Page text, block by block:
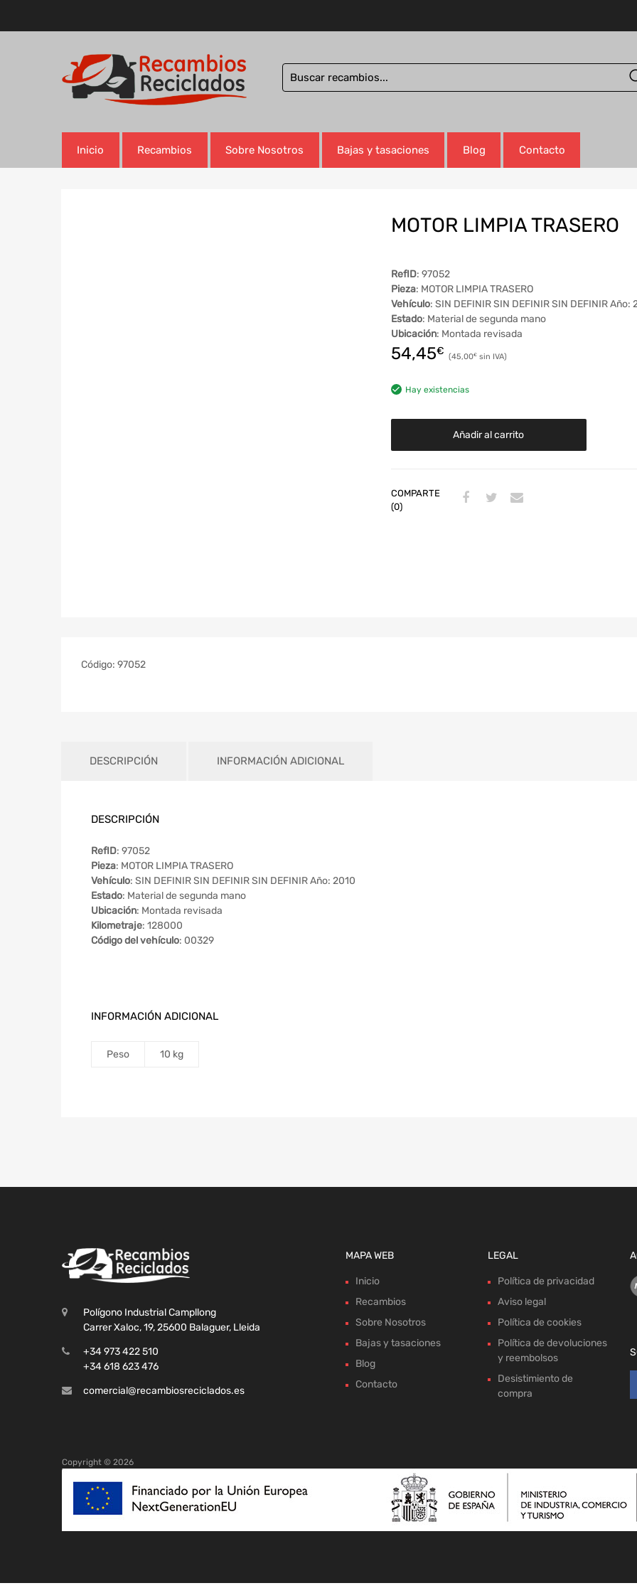
Inicio Recambios Sobre Nosotros Bajas y tasaciones Blog Contacto
MOTOR LIMPIA TRASERO
RefID: 97052
Pieza: MOTOR LIMPIA TRASERO
Vehículo: SIN DEFINIR SIN DEFINIR SIN DEFINIR Año:
Estado: Material de segunda mano
Ubicación: Montada revisada
54,45€ 45,00€
Hay existencias
Añadir al carrito
COMPARTE
(0)
Código: 97052
DESCRIPCIÓN INFORMACIÓN ADICIONAL
DESCRIPCIÓN
RefID: 97052
Pieza: MOTOR LIMPIA TRASERO
Vehículo: SIN DEFINIR SIN DEFINIR SIN DEFINIR Año: 2010
Estado: Material de segunda mano
Ubicación: Montada revisada
Kilometraje: 128000
Código del vehículo: 00329
INFORMACIÓN ADICIONAL
Peso 10 kg
Polígono Industrial Campllong
Carrer Xaloc, 19, 25600 Balaguer, Lleida
+34 973 422 510
+34 618 623 476
comercial@recambiosreciclados.es
MAPA WEB
Inicio
Recambios
Sobre Nosotros
Bajas y tasaciones
Blog
Contacto
LEGAL
Política de privacidad
Aviso legal
Política de cookies
Política de devoluciones
y reembolsos
Desistimiento de
compra
Copyright © 2026